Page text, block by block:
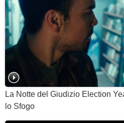
La Notte del Giudizio Election
lo Sfogo